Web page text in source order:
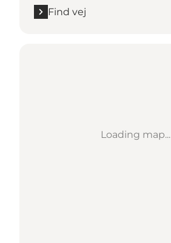
Find vej
Loading map...